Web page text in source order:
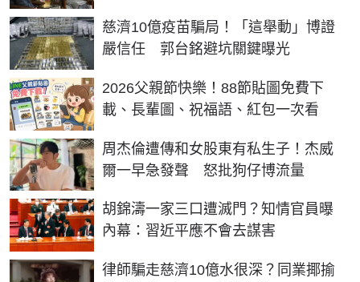
慈濟10億疫苗騙局！「這舉動」博證
嚴信任 郭台銘避坑關鍵曝光
2026父親節快樂！88節貼圖免費下
載、長輩圖、祝福語、紅包一次看
周杰倫遭傳和女股東有私生子！杰威
爾一早急發聲 怒批狗仔博流量
胡錦濤一家三口遭滅門？知情官員曝
內幕：習近平應不會去謀害
律師騙走慈濟10億水很深？同業揶揄